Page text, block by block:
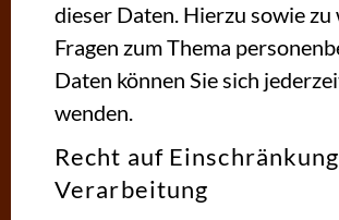
dieser Daten. Hierzu sowie zu
Fragen zum Thema
Daten können Sie sich
wenden.
Recht auf
Verarbeitung